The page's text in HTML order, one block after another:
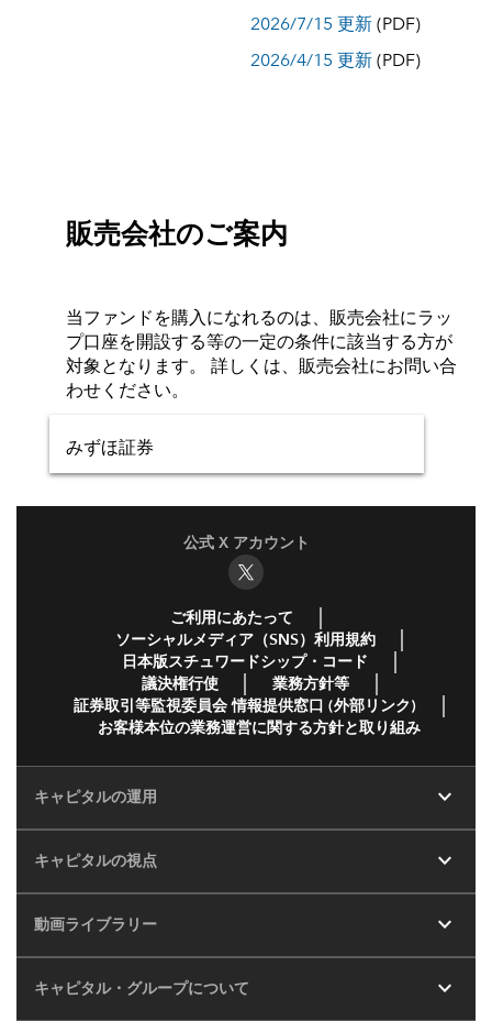
2026/7/15 更新(PDF)
2026/4/15 更新(PDF)
販売会社のご案内
当ファンドを購入になれるのは、販売会社にラッ
プ口座を開設する等の一定の条件に該当する方が
対象となります。 詳しくは、販売会社にお問い合
わせください。
みずほ証券
公式 X アカウント
ご利用にあたって
ソーシャルメディア（SNS）利用規約
日本版スチュワードシップ・コード
議決権行使
業務方針等
証券取引等監視委員会 情報提供窓口 (外部リンク)
お客様本位の業務運営に関する方針と取り組み
キャピタルの運用 expand_more
キャピタルの視点 expand_more
動画ライブラリー expand_more
キャピタル・グループについて expand_more